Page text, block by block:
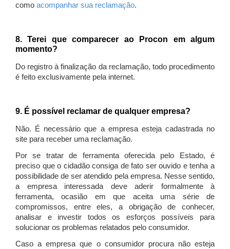
como acompanhar sua reclamação.
8. Terei que comparecer ao Procon em algum
momento?
Do registro à finalização da reclamação, todo procedimento
é feito exclusivamente pela internet.
9. É possível reclamar de qualquer empresa?
Não. É necessário que a empresa esteja cadastrada no
site para receber uma reclamação.
Por se tratar de ferramenta oferecida pelo Estado, é
preciso que o cidadão consiga de fato ser ouvido e tenha a
possibilidade de ser atendido pela empresa. Nesse sentido,
a empresa interessada deve aderir formalmente à
ferramenta, ocasião em que aceita uma série de
compromissos, entre eles, a obrigação de conhecer,
analisar e investir todos os esforços possíveis para
solucionar os problemas relatados pelo consumidor.
Caso a empresa que o consumidor procura não esteja